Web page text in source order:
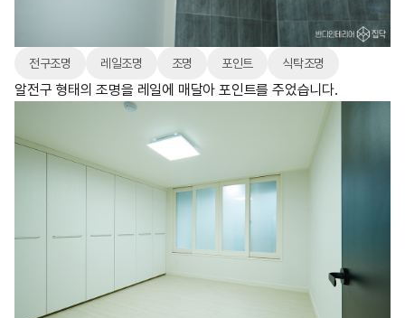
전구조명 레일조명 조명 포인트 식탁조명
알전구 형태의 조명을 레일에 매달아 포인트를 주었습니다.